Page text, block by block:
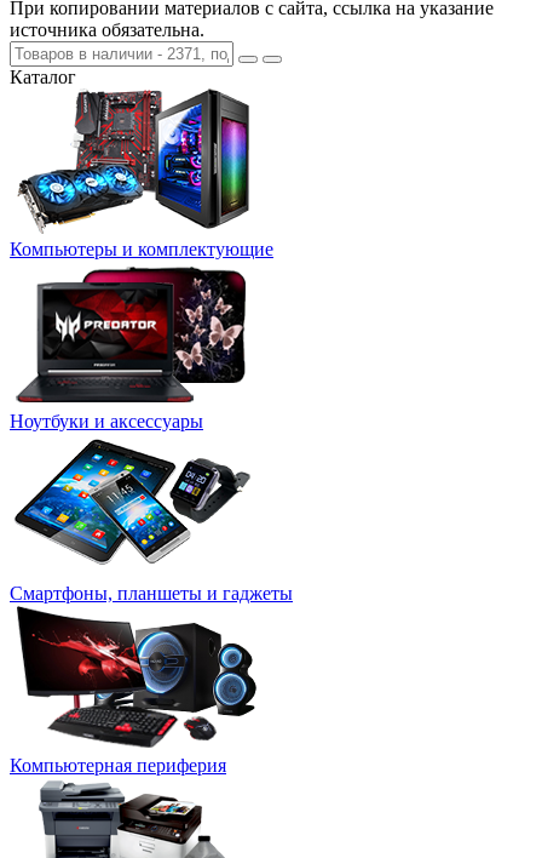
При копировании материалов с сайта, ссылка на указание
источника обязательна.
Каталог
Компьютеры и комплектующие
Ноутбуки и аксессуары
Смартфоны, планшеты и гаджеты
Компьютерная периферия